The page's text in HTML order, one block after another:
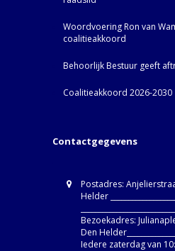
Woordvoering Ron van
coalitieakkoord
Behoorlijk Bestuur geeft
Coalitieakkoord 2026-2030
Contactgegevens
Postadres:
Helder
Bezoekadres:
Den
Iedere zaterdag van